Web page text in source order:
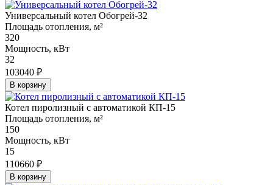
Универсальный котел Обогрей-32
Площадь отопления, м²
320
Мощность, кВт
32
103040 ₽
В корзину
Котел пиролизный с автоматикой КП-15
Площадь отопления, м²
150
Мощность, кВт
15
110660 ₽
В корзину